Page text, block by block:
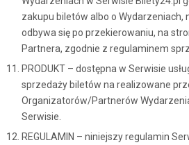
zakupu biletów albo o Wydarzeniach,
odbywa się po przekierowaniu, na
Partnera, zgodnie z regulaminem
PRODUKT – dostępna w Serwisie
sprzedaży biletów na realizowane
Organizatorów/Partnerów
Serwisie.
REGULAMIN – niniejszy regulamin